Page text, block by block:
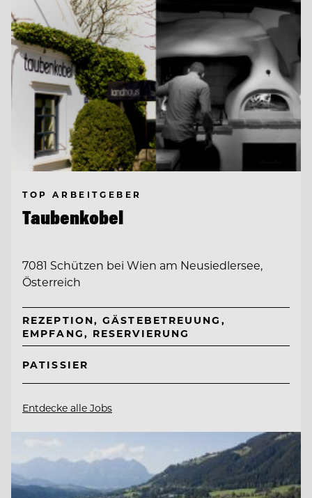
TOP ARBEITGEBER
Taubenkobel
7081 Schützen bei Wien am Neusiedlersee,
Österreich
REZEPTION, GÄSTEBETREUUNG,
EMPFANG, RESERVIERUNG
PATISSIER
Entdecke alle Jobs